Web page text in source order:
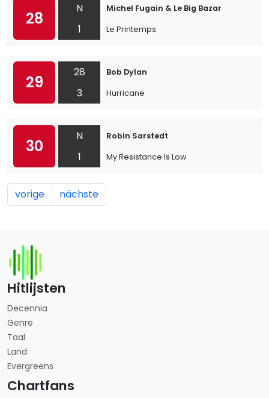
28
N
1
Michel Fugain & Le Big Bazar
Le Printemps
29
28
3
Bob Dylan
Hurricane
30
N
1
Robin Sarstedt
My Resistance Is Low
vorige nächste
Hitlijsten
Decennia
Genre
Taal
Land
Evergreens
Chartfans